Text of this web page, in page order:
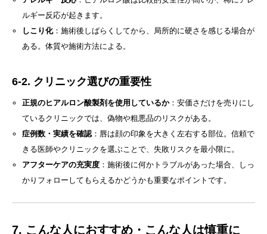
ルギー反応が起きます。
しこり化：施術後しばらくしてから、局所的に硬さを感じる場合が
ある。体質や施術方法による。
6-2. クリニック選びの重要性
正規のヒアルロン酸製剤を使用しているか：安価さだけを売りにし
ているクリニックでは、偽物や粗悪品のリスクがある。
症例数・実績を確認：唇は顔の印象を大きく左右する部位。信頼で
きる医師やクリニックを選ぶことで、失敗リスクを最小限に。
アフターケアの充実度：施術後に何かトラブルがあった場合、しっ
かりフォローしてもらえるかどうかも重要なポイントです。
7. こんな人におすすめ・こんな人は慎重に